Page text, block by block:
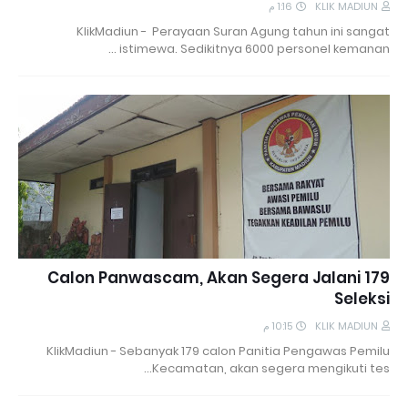
KLIK MADIUN 1:16 م
KlikMadiun - Perayaan Suran Agung tahun ini sangat
istimewa. Sedikitnya 6000 personel kemanan …
179 Calon Panwascam, Akan Segera Jalani
Seleksi
KLIK MADIUN 10:15 م
KlikMadiun - Sebanyak 179 calon Panitia Pengawas Pemilu
Kecamatan, akan segera mengikuti tes…